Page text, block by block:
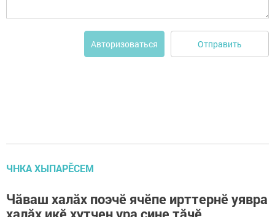
Авторизоваться Отправить
ЧНКА ХЫПАРӖСЕМ
Чăваш халăх поэчӗ ячӗпе ирттернӗ уявра